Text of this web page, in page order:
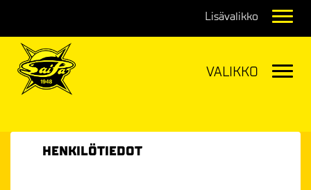
HENKILÖTIEDOT